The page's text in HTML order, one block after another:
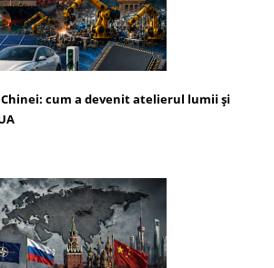
cum a devenit atelierul lumii și